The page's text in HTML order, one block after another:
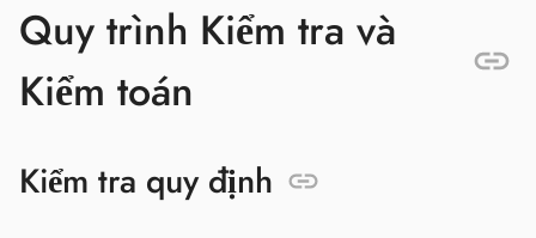
Quy trình Kiểm tra và
Kiểm toán
Kiểm tra quy định